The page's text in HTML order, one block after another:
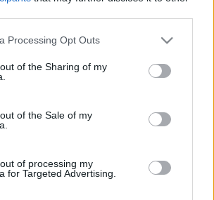
website/app uses one or more Google
visit or usage behaviour. You may click to
to Google and its third-party tags to
specified purposes in below Google
Processing Opt Outs
of the Sharing of my
of the Sale of my
of processing my
for Targeted Advertising.